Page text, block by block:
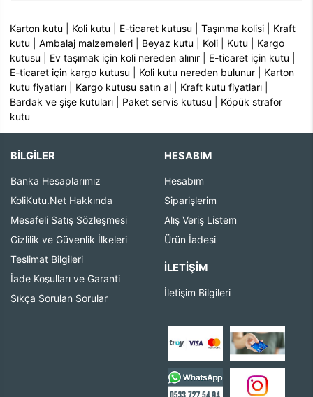
Karton kutu Koli kutu E-ticaret kutusu |Taşınma kolisi
Kraft
kutu |Ambalaj malzemeleri Beyaz kutu Koli Kutu
Kargo
kutusu
Ev taşımak için koli nereden alınır E-ticaret için kutu
E-ticaret için kargo kutusu
Koli kutu nereden bulunur
Karton
kutu fiyatları
Kargo kutusu satın al Kraft kutu fiyatları
Bardak ve şişe kutuları
Paket servis kutusu
Köpük strafor
kutu
BİLGİLER
Banka Hesaplarımız
KoliKutu.Net Hakkında
Mesafeli Satış Sözleşmesi
Gizlilik ve Güvenlik İlkeleri
Teslimat Bilgileri
İade Koşulları ve Garanti
Sıkça Sorulan Sorular
HESABIM
Hesabım
Siparişlerim
Alış Veriş Listem
Ürün İadesi
İLETIŞIM
İletişim Bilgileri